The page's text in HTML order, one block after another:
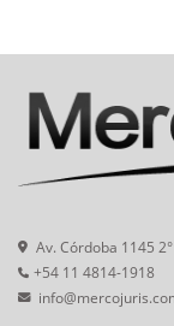
Av. Córdoba 1145
+54 11 4814-1918